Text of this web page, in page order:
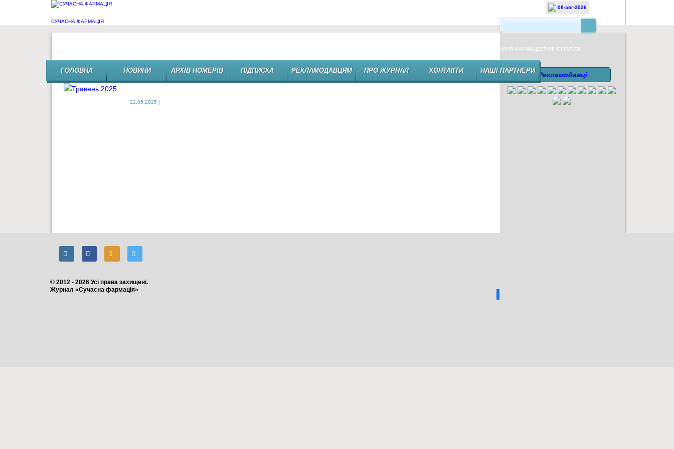
08-авг-2026
ГОЛОВНА НОВИНИ АРХІВ НОМЕРІВ ПІДПИСКА РЕКЛАМОДАВЦЯМ ПРО ЖУРНАЛ КОНТАКТИ НАШІ ПАРТНЕРИ
СУЧАСНА ФАРМАЦІЯ
НЕЗАЛЕЖНЕ ВИДАННЯ ФАРМАЦЕВТИЧНОЇ ГАЛУЗІ
Травень 2025
22.05.2025 |
Рекламодавці
© 2012 - 2026 Усі права захищені.
Журнал «Сучасна фармація»